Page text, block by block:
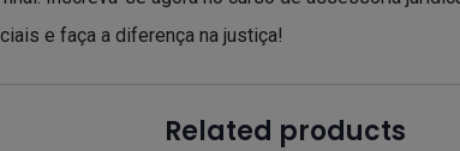
e faça a diferença na justiça!
Related products